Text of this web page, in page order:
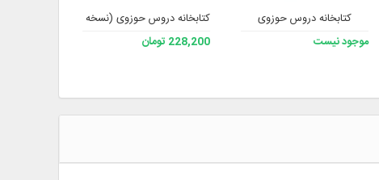
رحمه الله 2
کتابخانه دروس حوزوی
موجود نیست
کتابخانه دروس حوزوی (نسخه 2)
228,200 تومان